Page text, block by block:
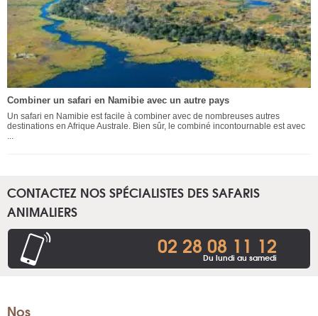
Combiner un safari en Namibie avec un autre pays
Un safari en Namibie est facile à combiner avec de nombreuses autres
destinations en Afrique Australe. Bien sûr, le combiné incontournable est avec
...
CONTACTEZ NOS SPÉCIALISTES DES SAFARIS
ANIMALIERS
02 28 08 11 12
Du lundi au samedi
Nos